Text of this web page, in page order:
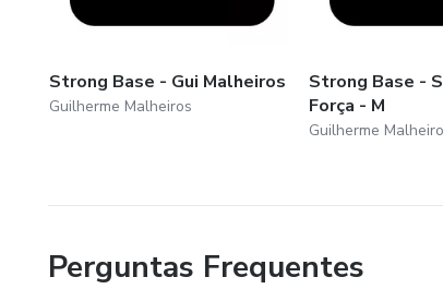
Strong Base - Gui Malheiros
Guilherme Malheiros
Strong Base -
Força - M
Guilherme
Perguntas Frequentes